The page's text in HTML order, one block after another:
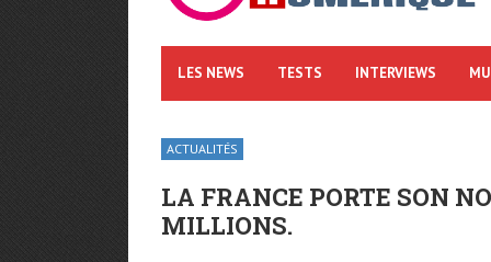
LES NEWS TESTS INTERVIEWS
ACTUALITÉS
LA FRANCE PORTE SON
MILLIONS.